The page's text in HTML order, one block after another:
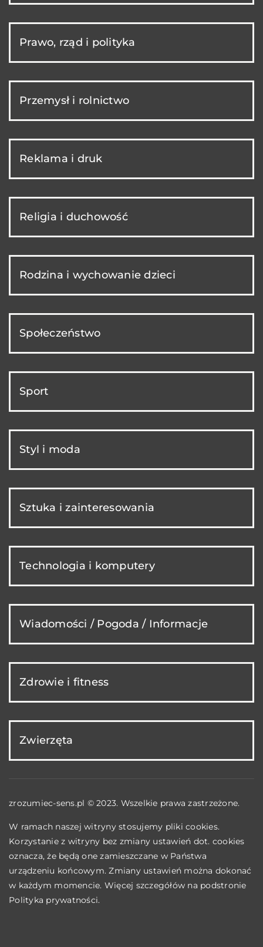
Prawo, rząd i polityka
Przemysł i rolnictwo
Reklama i druk
Religia i duchowość
Rodzina i wychowanie dzieci
Społeczeństwo
Sport
Styl i moda
Sztuka i zainteresowania
Technologia i komputery
Wiadomości / Pogoda / Informacje
Zdrowie i fitness
Zwierzęta
zrozumiec-sens.pl © 2023. Wszelkie prawa zastrzeżone.
W ramach naszej witryny stosujemy pliki cookies.
Korzystanie z witryny bez zmiany ustawień dot. cookies
oznacza, że będą one zamieszczane w Państwa
urządzeniu końcowym. Zmiany ustawień można dokonać
w każdym momencie. Więcej szczegółów na podstronie
Polityka prywatności.